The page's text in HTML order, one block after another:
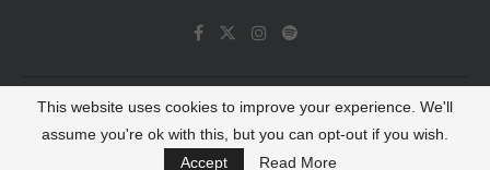
© 2022 - Luminous Dash All Rights Reserved
BACK TO TOP
This website uses cookies to improve your experience. We'll
assume you're ok with this, but you can opt-out if you wish.
Accept
Read More